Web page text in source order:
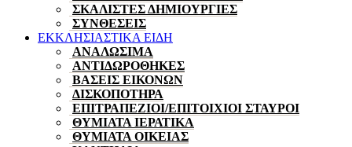
ΣΚΑΛΙΣΤΕΣ ΔΗΜΙΟΥΡΓΙΕΣ
ΣΥΝΘΕΣΕΙΣ
ΕΚΚΛΗΣΙΑΣΤΙΚΑ ΕΙΔΗ
ΑΝΑΛΩΣΙΜΑ
ΑΝΤΙΔΩΡΟΘΗΚΕΣ
ΒΑΣΕΙΣ ΕΙΚΟΝΩΝ
ΔΙΣΚΟΠΟΤΗΡΑ
ΕΠΙΤΡΑΠΕΖΙΟΙ/ΕΠΙΤΟΙΧΙΟΙ ΣΤΑΥΡΟΙ
ΘΥΜΙΑΤΑ ΙΕΡΑΤΙΚΑ
ΘΥΜΙΑΤΑ ΟΙΚΕΙΑΣ